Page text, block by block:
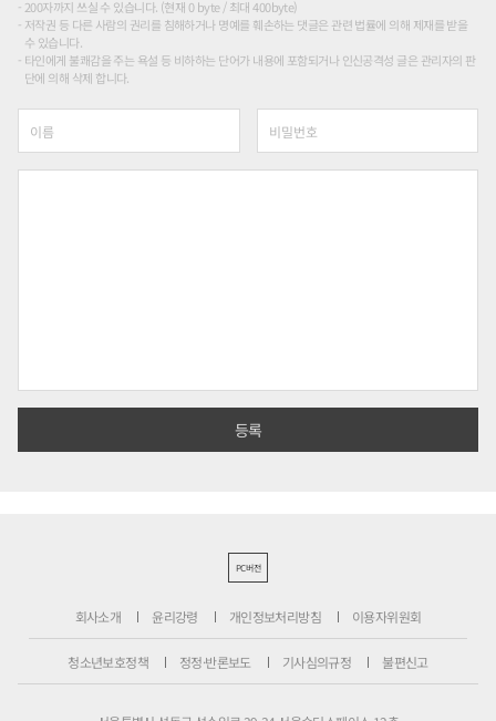
200자까지 쓰실 수 있습니다. (현재 0 byte / 최대 400byte)
저작권 등 다른 사람의 권리를 침해하거나 명예를 훼손하는 댓글은 관련 법률에 의해 제재를 받을
수 있습니다.
타인에게 불쾌감을 주는 욕설 등 비하하는 단어가 내용에 포함되거나 인신공격성 글은 관리자의 판
단에 의해 삭제 합니다.
PC버전
회사소개 윤리강령 개인정보처리방침 이용자위원회
청소년보호정책 정정·반론보도 기사심의규정 불편신고